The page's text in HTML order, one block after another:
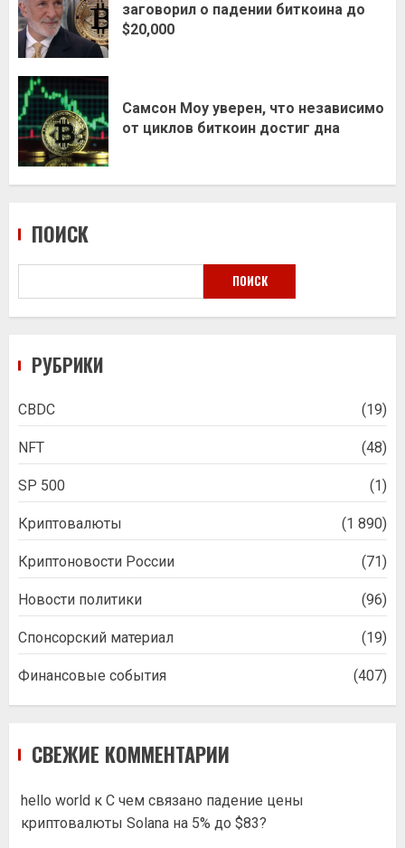
заговорил о падении биткоина до
$20,000
Самсон Моу уверен, что независимо
от циклов биткоин достиг дна
ПОИСК
ПОИСК
РУБРИКИ
CBDC (19)
NFT (48)
SP 500 (1)
Криптовалюты (1 890)
Криптоновости России (71)
Новости политики (96)
Спонсорский материал (19)
Финансовые события (407)
СВЕЖИЕ КОММЕНТАРИИ
hello world к С чем связано падение цены
криптовалюты Solana на 5% до $83?